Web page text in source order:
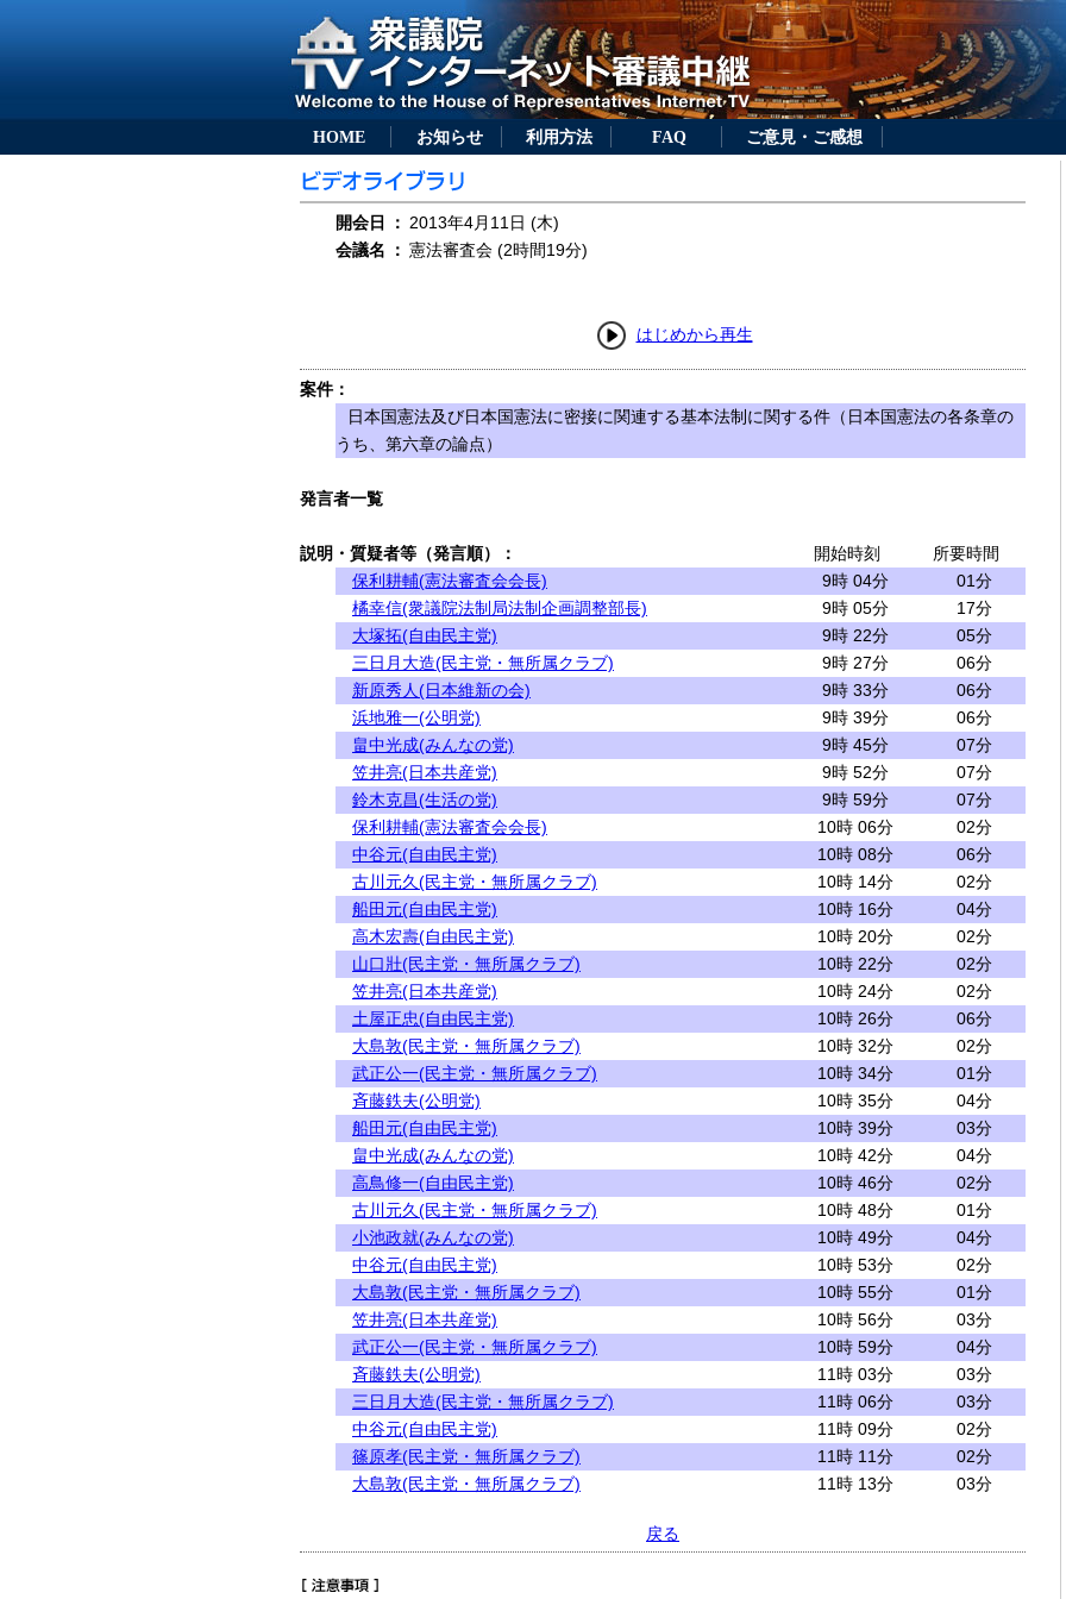
HOME お知らせ 利用方法 FAQ ご意見・ご感想
開会日 ： 2013年4月11日 (木)
会議名
： 憲法審査会 (2時間19分)
はじめから再生
案件：
日本国憲法及び日本国憲法に密接に関連する基本法制に関する件（日本国憲法の各条章の
うち、第六章の論点）
発言者一覧
説明・質疑者等（発言順）： 開始時刻
所要時間
保利耕輔(憲法審査会会長)
9時 04分
01分
橘幸信(衆議院法制局法制企画調整部長)
9時 05分
17分
大塚拓(自由民主党)
9時 22分
05分
三日月大造(民主党・無所属クラブ)
9時 27分
06分
新原秀人(日本維新の会)
9時 33分
06分
浜地雅一(公明党)
9時 39分
06分
畠中光成(みんなの党)
9時 45分
07分
笠井亮(日本共産党)
9時 52分
07分
鈴木克昌(生活の党)
9時 59分
07分
保利耕輔(憲法審査会会長)
10時 06分
02分
中谷元(自由民主党)
10時 08分
06分
古川元久(民主党・無所属クラブ)
10時 14分
02分
船田元(自由民主党)
10時 16分
04分
高木宏壽(自由民主党)
10時 20分
02分
山口壯(民主党・無所属クラブ)
10時 22分
02分
笠井亮(日本共産党)
10時 24分
02分
土屋正忠(自由民主党)
10時 26分
06分
大島敦(民主党・無所属クラブ)
10時 32分
02分
武正公一(民主党・無所属クラブ)
10時 34分
01分
斉藤鉄夫(公明党)
10時 35分
04分
船田元(自由民主党)
10時 39分
03分
畠中光成(みんなの党)
10時 42分
04分
高鳥修一(自由民主党)
10時 46分
02分
古川元久(民主党・無所属クラブ)
10時 48分
01分
小池政就(みんなの党)
10時 49分
04分
中谷元(自由民主党)
10時 53分
02分
大島敦(民主党・無所属クラブ)
10時 55分
01分
笠井亮(日本共産党)
10時 56分
03分
武正公一(民主党・無所属クラブ)
10時 59分
04分
斉藤鉄夫(公明党)
11時 03分
03分
三日月大造(民主党・無所属クラブ)
11時 06分
03分
中谷元(自由民主党)
11時 09分
02分
篠原孝(民主党・無所属クラブ)
11時 11分
02分
大島敦(民主党・無所属クラブ)
11時 13分 03分
戻る